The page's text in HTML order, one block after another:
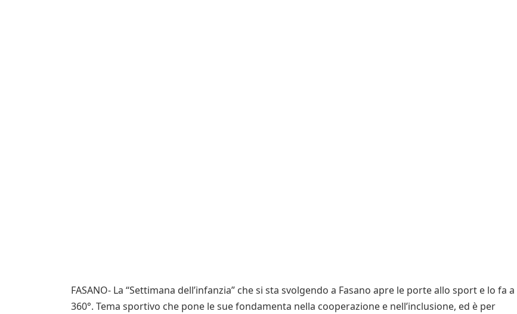
FASANO- La “Settimana dell’infanzia” che si sta svolgendo a Fasano apre le porte allo sport e lo fa a
360°. Tema sportivo che pone le sue fondamenta nella cooperazione e nell’inclusione, ed è per